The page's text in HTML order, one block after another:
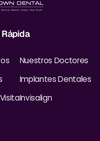
Nuestros Doctores
Implantes Dentales
Invisalign